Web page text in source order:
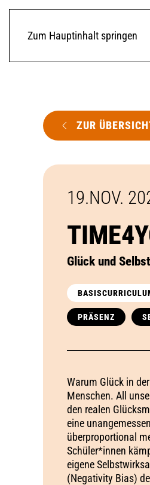
Zum Hauptinhalt springen
ZUR
19.NOV.
Glück und
PRÄSENZ
Warum Glück in
Menschen. All
den realen
eine
überproportional
Schüler*innen
eigene
(Negativity Bias)